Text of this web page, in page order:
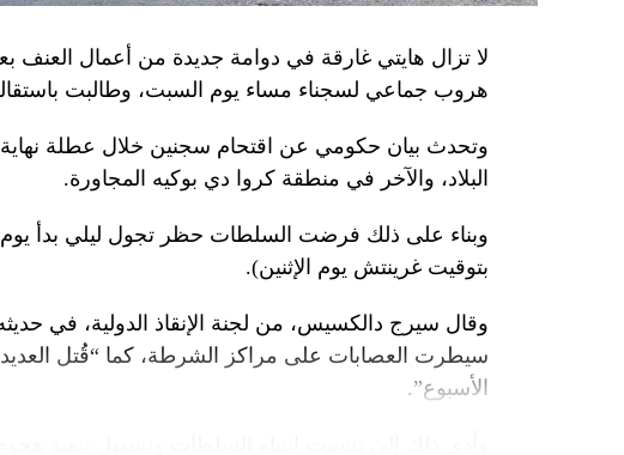
واصطحب الرئيس الفرنسي إيمانويل ماكرون شي إلى
من زيارة دولة من شأنها أن تسمح بحوار مباشر عن
ووصل الزعيمان برفقة زوجتيهما بُعيد الظهر إلى جبل
متراً.
وقصد ماكرون مطعماً جبليّاً يقع على ارتفاع كبير، حيث
ماكرون هناك هدايا لنظيره من بطانيات صوف من جبال
أصفر من سباق فرنسا للدرّاجات.
وقال ماكرون لشي: «أعلم أنك تُحبّ الرياضة… سنكون
وفي المقابل، وعد شي بأن يقوم بدعاية للحم الخنزير
لا تزال هايتي غارقة في دوامة جديدة من أعمال
هروب جماعي لسجناء مساء يوم السبت، وطالبت
وتحدث بيان حكومي عن اقتحام سجنين خلال عطلة
البلاد، والآخر في منطقة كروا دي بوكيه المجاورة.
بتوقيت غرينتش يوم الإثنين).
وقال سيرج دالكسيس، من لجنة الإنقاذ الدولية، في
سيطرت العصابات على مراكز الشرطة، كما “قُتل
الأسبوع”.